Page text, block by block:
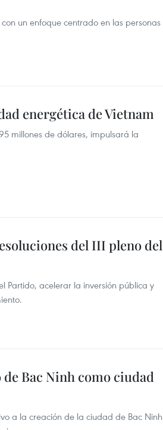
un enfoque centrado en las personas
energética de Vietnam
millones de dólares, impulsará la
del III pleno del
Partido, acelerar la inversión pública y
Bac Ninh como ciudad
a la creación de la ciudad de Bac Ninh